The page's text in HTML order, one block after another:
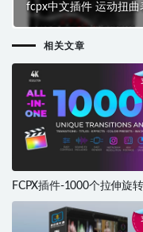
fcpx中文插件 运动扭
踪器 FCPX Surface
相关文章
FCPX插件-1000个拉伸旋
图形水墨光效VHS故障分
特效调色标题插件V6